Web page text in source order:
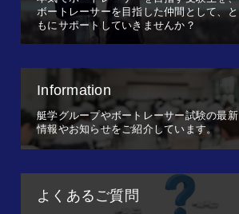
ボートレーサーを目指した仲間として、と
もにサポートしていきませんか？
Information
艇学グループやボートレーサー試験の最新
情報やお知らせをご紹介しています。
よくあるご質問